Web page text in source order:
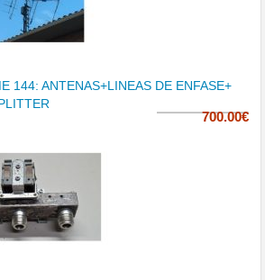
144: ANTENAS+LINEAS DE ENFASE+
700.00€